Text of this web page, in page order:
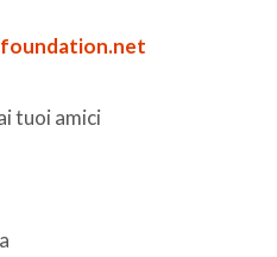
tuoi amici